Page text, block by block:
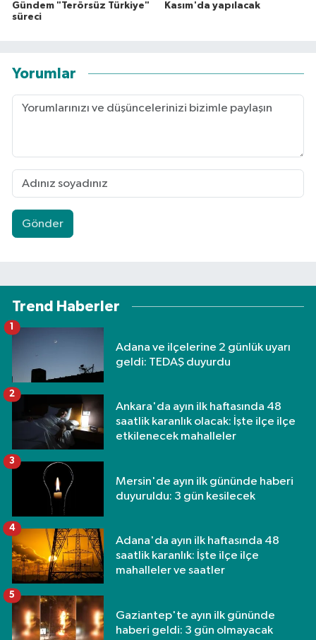
Gündem "Terörsüz Türkiye"
süreci
Kasım'da yapılacak
Yorumlar
Gönder
Trend Haberler
Adana ve ilçelerine 2 günlük uyarı
geldi: TEDAŞ duyurdu
1
Ankara'da ayın ilk haftasında 48
saatlik karanlık olacak: İşte ilçe ilçe
etkilenecek mahalleler
2
Mersin'de ayın ilk gününde haberi
duyuruldu: 3 gün kesilecek
3
Adana'da ayın ilk haftasında 48
saatlik karanlık: İşte ilçe ilçe
mahalleler ve saatler
4
Gaziantep'te ayın ilk gününde
haberi geldi: 3 gün olmayacak
5